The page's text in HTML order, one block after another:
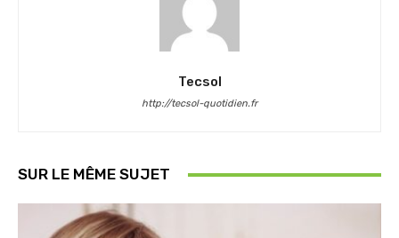
Tecsol
http://tecsol-quotidien.fr
SUR LE MÊME SUJET